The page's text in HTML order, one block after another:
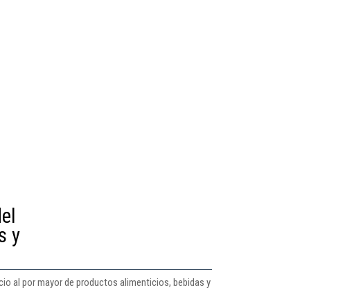
y
al por mayor de productos alimenticios, bebidas y